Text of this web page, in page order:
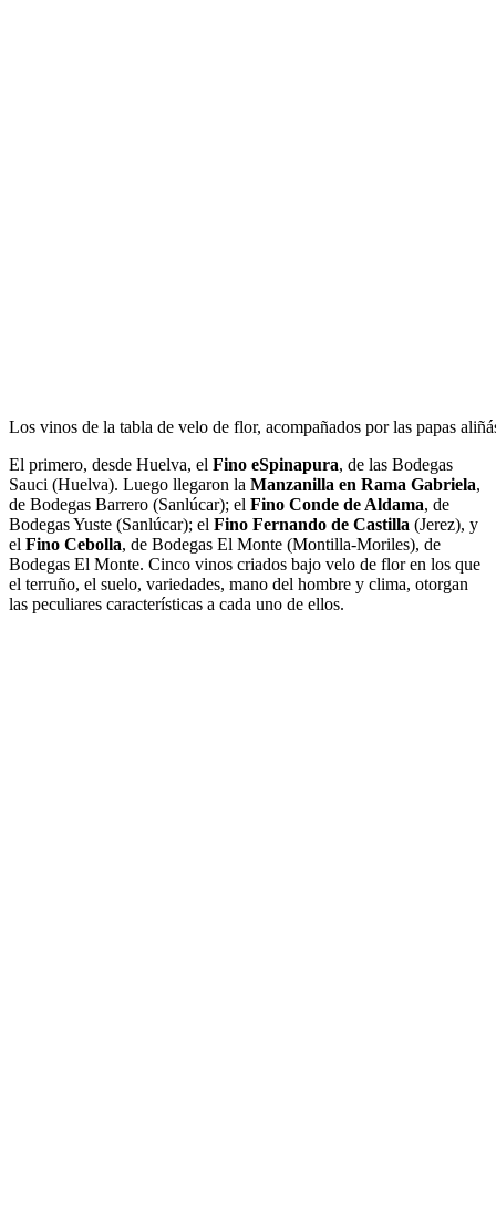
Los vinos de la tabla de velo de flor, acompañados por las papas
El primero, desde Huelva, el Fino eSpinapura, de las Bodegas
Sauci (Huelva). Luego llegaron la Manzanilla en Rama Gabriela,
de Bodegas Barrero (Sanlúcar); el Fino Conde de Aldama, de
Bodegas Yuste (Sanlúcar); el Fino Fernando de Castilla (Jerez), y
el Fino Cebolla, de Bodegas El Monte (Montilla-Moriles), de
Bodegas El Monte. Cinco vinos criados bajo velo de flor en los que
el terruño, el suelo, variedades, mano del hombre y clima, otorgan
las peculiares características a cada uno de ellos.